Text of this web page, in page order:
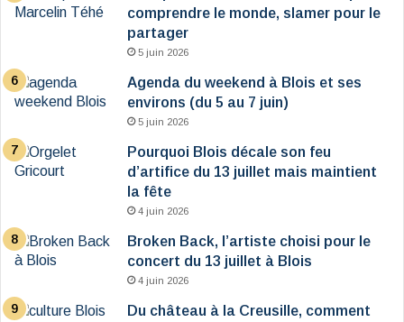
comprendre le monde, slamer pour le
partager
5 juin 2026
Agenda du weekend à Blois et ses
environs (du 5 au 7 juin)
5 juin 2026
Pourquoi Blois décale son feu
d’artifice du 13 juillet mais maintient
la fête
4 juin 2026
Broken Back, l’artiste choisi pour le
concert du 13 juillet à Blois
4 juin 2026
Du château à la Creusille, comment